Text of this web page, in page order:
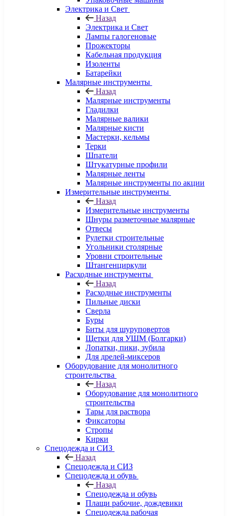
Электрика и Свет
Назад
Электрика и Свет
Лампы галогеновые
Прожекторы
Кабельная продукция
Изоленты
Батарейки
Малярные инструменты
Назад
Малярные инструменты
Гладилки
Малярные валики
Малярные кисти
Мастерки, кельмы
Терки
Шпатели
Штукатурные профили
Малярные ленты
Малярные инструменты по акции
Измерительные инструменты
Назад
Измерительные инструменты
Шнуры разметочные малярные
Отвесы
Рулетки строительные
Угольники столярные
Уровни строительные
Штангенциркули
Расходные инструменты
Назад
Расходные инструменты
Пильные диски
Сверла
Буры
Биты для шуруповертов
Щетки для УШМ (Болгарки)
Лопатки, пики, зубила
Для дрелей-миксеров
Оборудование для монолитного
строительства
Назад
Оборудование для монолитного
строительства
Тары для раствора
Фиксаторы
Стропы
Кирки
Спецодежда и СИЗ
Назад
Спецодежда и СИЗ
Спецодежда и обувь
Назад
Спецодежда и обувь
Плащи рабочие, дождевики
Спецодежда рабочая